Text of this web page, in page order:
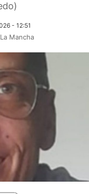
- 12:51
Mancha